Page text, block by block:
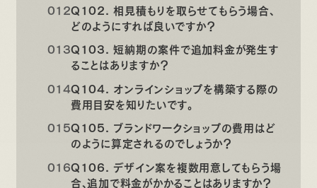
Q102. 相見積もりを取らせてもらう場合、
どのようにすれば良いですか？
Q103. 短納期の案件で追加料金が発生す
ることはありますか？
Q104. オンラインショップを構築する際の
費用目安を知りたいです。
Q105. ブランドワークショップの費用はど
のように算定されるのでしょうか？
Q106. デザイン案を複数用意してもらう場
合、追加で料金がかかることはありますか？